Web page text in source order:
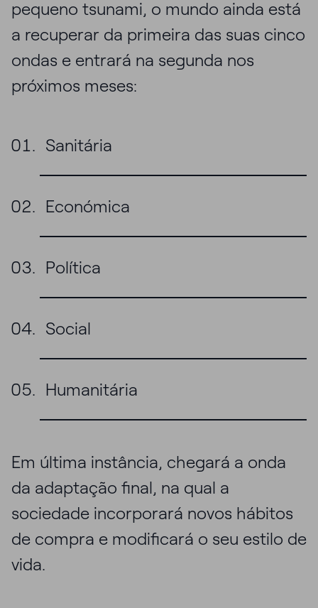
pequeno tsunami, o mundo ainda está
a recuperar da primeira das suas cinco
ondas e entrará na segunda nos
próximos meses:
Sanitária
Económica
Política
Social
Humanitária
Em última instância, chegará a onda
da adaptação final, na qual a
sociedade incorporará novos hábitos
de compra e modificará o seu estilo de
vida.